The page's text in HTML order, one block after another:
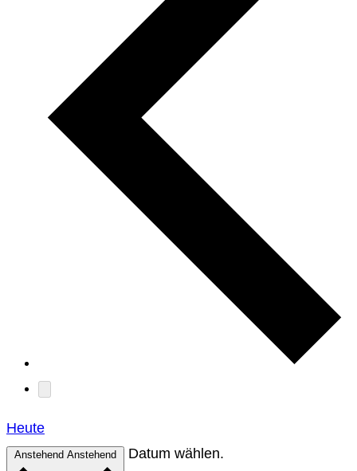
Heute
Anstehend Anstehend Datum wählen.